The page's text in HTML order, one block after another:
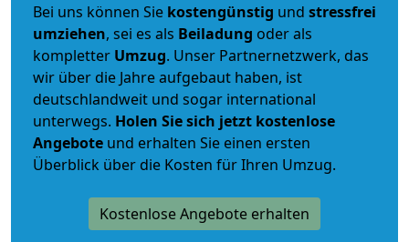
Bei uns können Sie kostengünstig und stressfrei
umziehen, sei es als Beiladung oder als
kompletter Umzug. Unser Partnernetzwerk, das
wir über die Jahre aufgebaut haben, ist
deutschlandweit und sogar international
unterwegs. Holen Sie sich jetzt kostenlose
Angebote und erhalten Sie einen ersten
Überblick über die Kosten für Ihren Umzug.
Kostenlose Angebote erhalten